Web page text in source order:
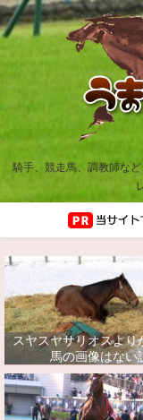
騎手、競走馬、調教師な
スヤスヤサリオスより
馬の画像はない